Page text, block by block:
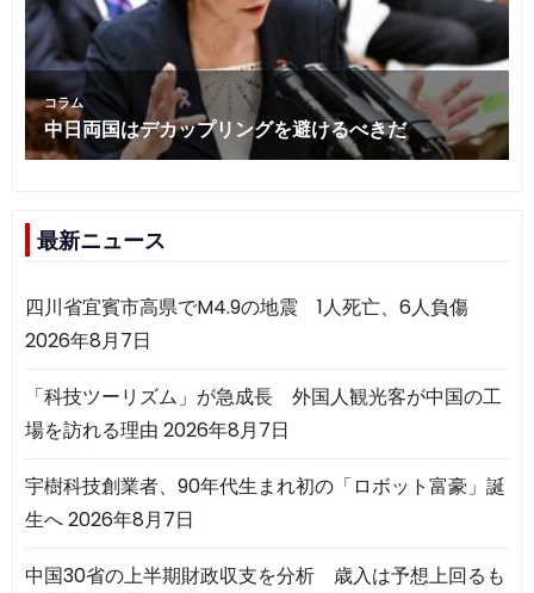
最新ニュース
四川省宜賓市高県でM4.9の地震 1人死亡、6人負傷
2026年8月7日
「科技ツーリズム」が急成長 外国人観光客が中国の工
場を訪れる理由 2026年8月7日
宇樹科技創業者、90年代生まれ初の「ロボット富豪」誕
生へ2026年8月7日
中国30省の上半期財政収支を分析 歳入は予想上回るも